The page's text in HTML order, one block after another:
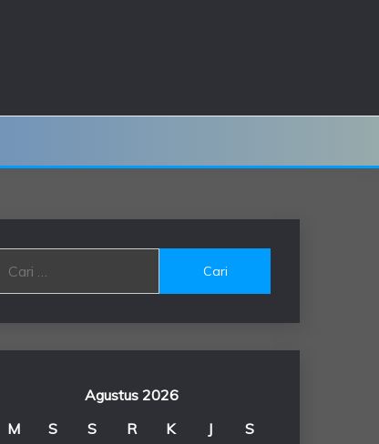
untuk:
Agustus 2026
M
S S R K J
S